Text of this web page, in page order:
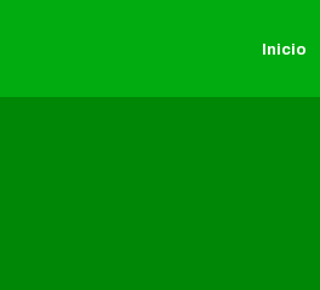
Inicio